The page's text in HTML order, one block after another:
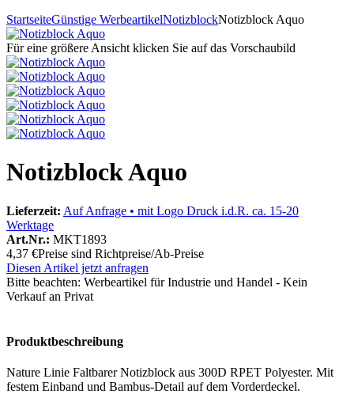
StartseiteGünstige WerbeartikelNotizblockNotizblock Aquo
Für eine größere Ansicht klicken Sie auf das Vorschaubild
Notizblock Aquo
Lieferzeit: Auf Anfrage • mit Logo Druck i.d.R. ca. 15-20
Werktage
Art.Nr.: MKT1893
4,37 €Preise sind Richtpreise/Ab-Preise
Diesen Artikel jetzt anfragen
Bitte beachten: Werbeartikel für Industrie und Handel - Kein
Verkauf an Privat
Produktbeschreibung
Nature Linie Faltbarer Notizblock aus 300D RPET Polyester. Mit
festem Einband und Bambus-Detail auf dem Vorderdeckel.